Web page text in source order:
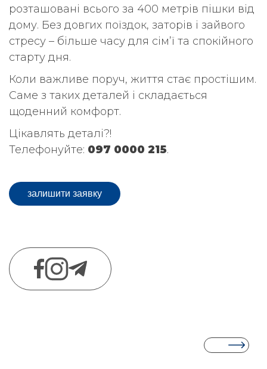
розташовані всього за 400 метрів пішки від
дому. Без довгих поїздок, заторів і зайвого
стресу – більше часу для сім’ї та спокійного
старту дня.
Коли важливе поруч, життя стає простішим.
Саме з таких деталей і складається
щоденний комфорт.
Цікавлять деталі?!
Телефонуйте: 097 0000 215.
залишити заявку